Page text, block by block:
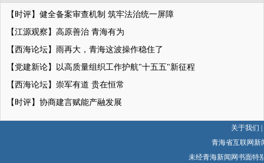
【时评】健全备案审查机制 筑牢法治统一屏障
【江源观察】高原善治 青海有为
【西海论坛】雨再大，青海这波操作稳住了
【党建新论】以高质量组织工作护航"十五五"新征程
【西海论坛】崇军有道 贵在恒常
【时评】协商建言赋能产融发展
关于我们
青海省互联网
未经青海新闻网书面特